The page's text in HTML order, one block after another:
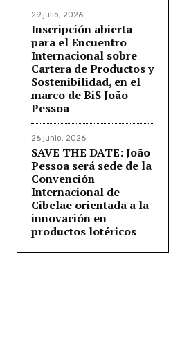
29 julio, 2026
Inscripción abierta
para el Encuentro
Internacional sobre
Cartera de Productos y
Sostenibilidad, en el
marco de BiS João
Pessoa
26 junio, 2026
SAVE THE DATE: João
Pessoa será sede de la
Convención
Internacional de
Cibelae orientada a la
innovación en
productos lotéricos